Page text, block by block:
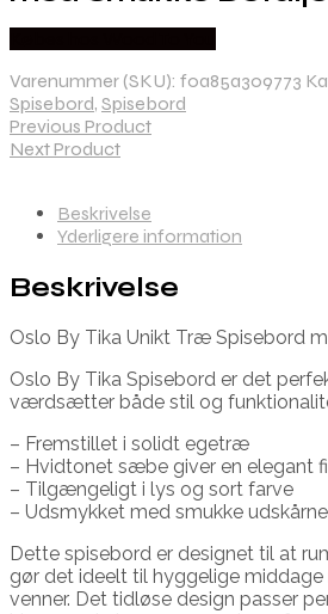
Varenummer (SKU): f0a85a309773
Spisebord, Spisebord
Previous Product
Next Product
Beskrivelse
Yderligere information
Beskrivelse
Oslo By Tika Unikt Træ Spisebord
Oslo By Tika Spisebord er det
værdsætter både stil og
– Fremstillet i solidt egetræ
– Hvidtonet sæbe giver en elegant
– Tilgængeligt i lys og sort farve
– Udsmykket med smukke
Dette spisebord er designet til at
gør det ideelt til hyggelige
venner. Det tidløse design passer